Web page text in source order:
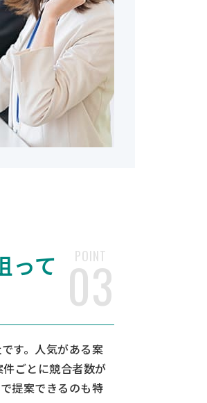
POINT
03
って
す。人気がある案
ごとに競合者数が
提案できるのも特